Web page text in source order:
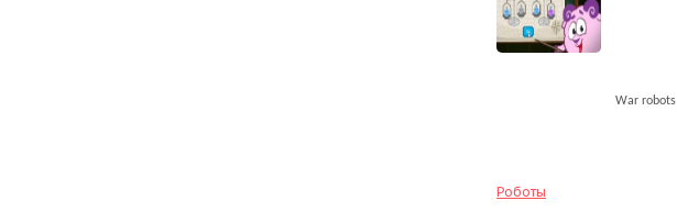
War robots
Роботы